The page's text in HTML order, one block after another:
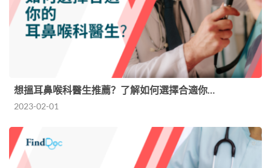
想搵耳鼻喉科醫生推薦？了解如何選擇合適你…
2023-02-01